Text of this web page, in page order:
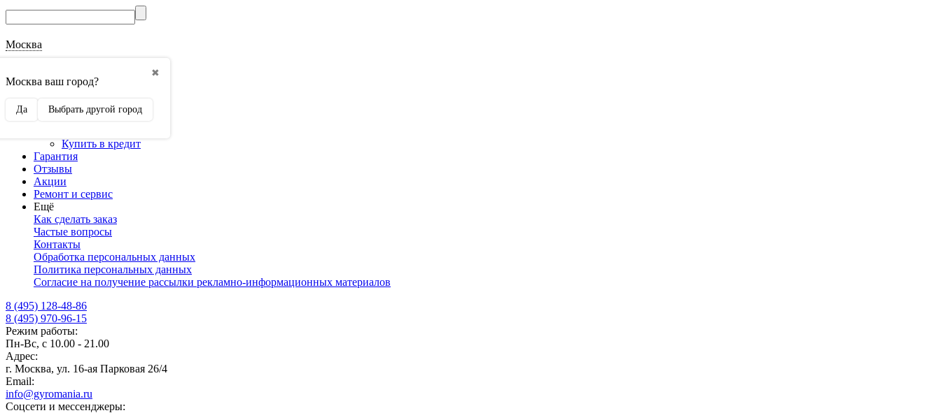
Москва
✖
Москва ваш город?
Да Выбрать другой город
Наши реквизиты
Оптовикам
Сотрудничество
Купить в кредит
Гарантия
Отзывы
Акции
Ремонт и сервис
Ещё
Как сделать заказ
Частые вопросы
Контакты
Обработка персональных данных
Политика персональных данных
Согласие на получение рассылки рекламно-информационных материалов
8 (495) 128-48-86
8 (495) 970-96-15
Режим работы:
Пн-Вс, с 10.00 - 21.00
Адрес:
г. Москва, ул. 16-ая Парковая 26/4
Email:
info@gyromania.ru
Соцсети и мессенджеры: